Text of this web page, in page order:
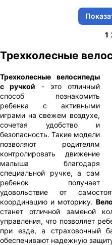
1
Трехколесные
Трехколесные велосипеды
с ручкой - это отличный
способ познакомить
ребенка с активными
играми на свежем воздухе,
сочетая удобство и
безопасность. Такие модели
позволяют родителям
контролировать движение
малыша благодаря
специальной ручке, а сам
ребенок получает
удовольствие от
координацию и моторику.
станет отличной заменой
управления, что позволяет
при езде, а страховочный
обеспечивают надежную